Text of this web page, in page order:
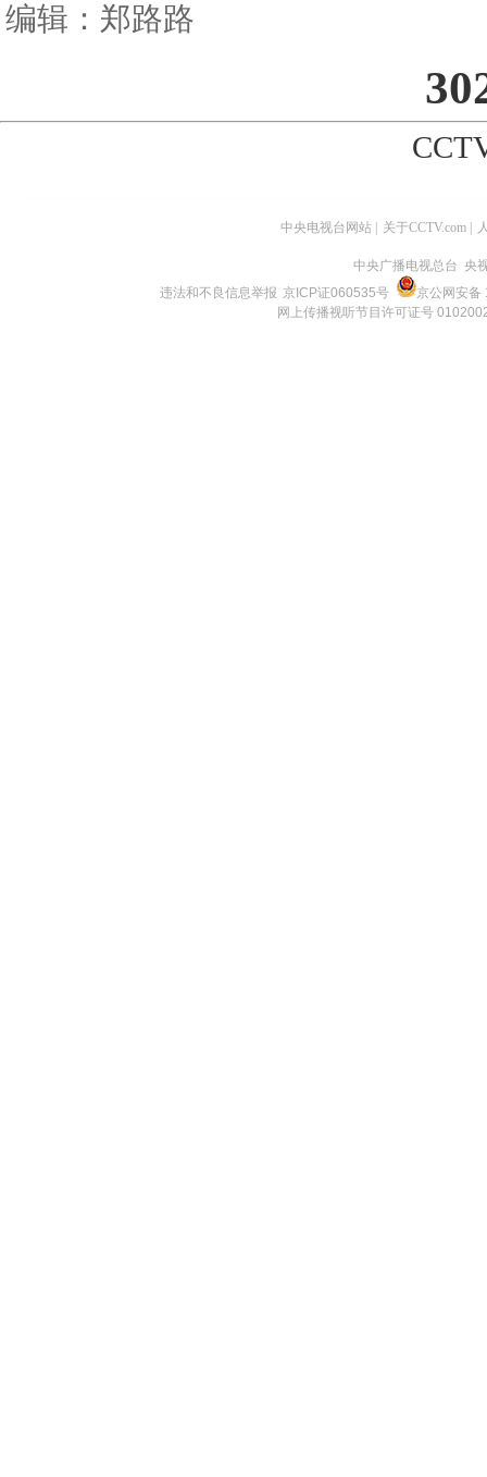
编辑：郑路路
中央电视台网站 | 关于CCTV.com |
中央广播电视总台 央
违法和不良信息举报 京ICP证060535号
京公网安
网上传播视听节目许可证号